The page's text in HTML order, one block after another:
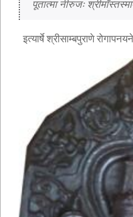
पूतात्मा नीरुजः
इत्यार्षे श्रीसाम्बपुराणे